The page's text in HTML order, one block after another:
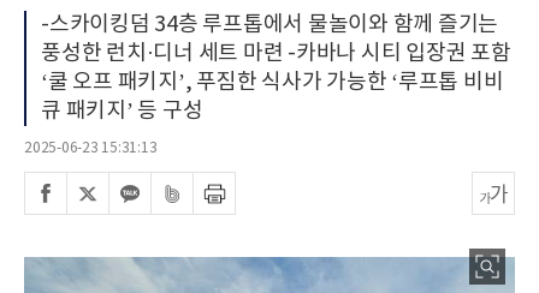
-스카이킹덤 34층 루프톱에서 물놀이와 함께 즐기는
풍성한 런치·디너 세트 마련 -카바나 시티 입장권 포함
‘쿨 오프 패키지’, 푸짐한 식사가 가능한 ‘루프톱 비비
큐 패키지’ 등 구성
2025-06-23 15:31:13